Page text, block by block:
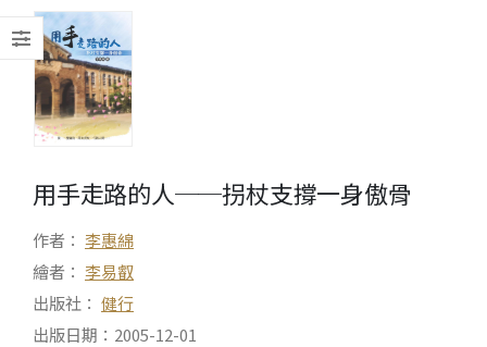
用手走路的人──拐杖支撐一身傲骨
作者： 李惠綿
繪者： 李易叡
出版社： 健行
出版日期：2005-12-01